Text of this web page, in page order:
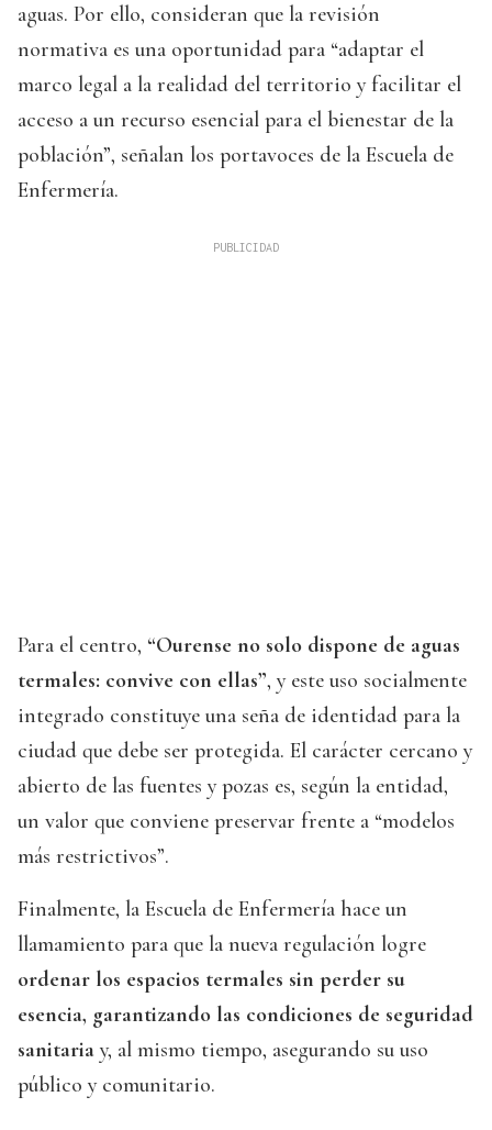
aguas. Por ello, consideran que la revisión
normativa es una oportunidad para “adaptar el
marco legal a la realidad del territorio y facilitar el
acceso a un recurso esencial para el bienestar de la
población”, señalan los portavoces de la Escuela de
Enfermería.
Para el centro, “Ourense no solo dispone de aguas
termales: convive con ellas”, y este uso socialmente
integrado constituye una seña de identidad para la
ciudad que debe ser protegida. El carácter cercano y
abierto de las fuentes y pozas es, según la entidad,
un valor que conviene preservar frente a “modelos
más restrictivos”.
Finalmente, la Escuela de Enfermería hace un
llamamiento para que la nueva regulación logre
ordenar los espacios termales sin perder su
esencia, garantizando las condiciones de seguridad
sanitaria y, al mismo tiempo, asegurando su uso
público y comunitario.